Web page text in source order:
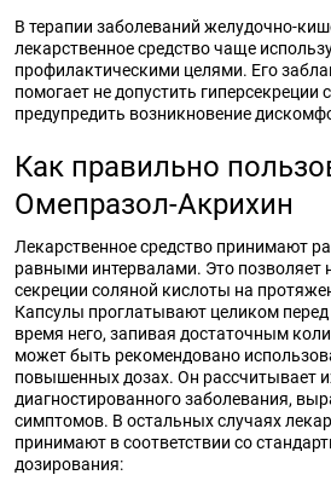
В терапии заболеваний желудочно-
лекарственное средство чаще
профилактическими целями. Его
помогает не допустить гиперсекреции
предупредить возникновение
Как правильно
Омепразол-Акрихин
Лекарственное средство принимают
равными интервалами. Это позволяет
секреции соляной кислоты на
Капсулы проглатывают целиком
время него, запивая достаточным
может быть рекомендовано
повышенных дозах. Он рассчитывает
диагностированного заболевания,
симптомов. В остальных случаях
принимают в соответствии со
дозирования: